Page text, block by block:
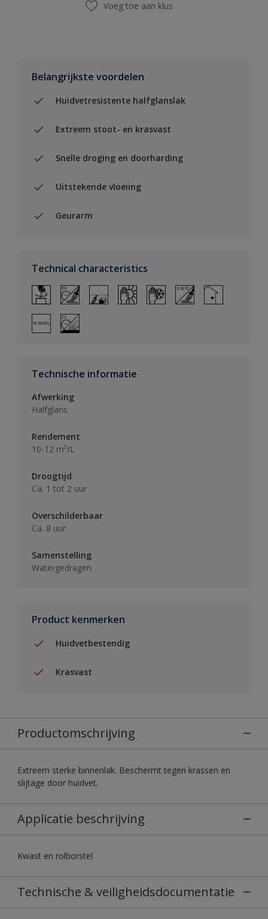
Voeg toe aan klus
Belangrijkste voordelen
Huidvetresistente halfglanslak
Extreem stoot- en krasvast
Snelle droging en doorharding
Uitstekende vloeiing
Geurarm
Technical characteristics
Technische informatie
Afwerking
Halfglans
Rendement
10-12 m²/L
Droogtijd
Ca. 1 tot 2 uur
Overschilderbaar
Ca. 8 uur
Samenstelling
Watergedragen
Product kenmerken
Huidvetbestendig
Krasvast
Productomschrijving
Extreem sterke binnenlak. Beschermt tegen krassen en
slijtage door huidvet.
Applicatie beschrijving
Kwast en rolborstel
Technische & veiligheidsdocumentatie